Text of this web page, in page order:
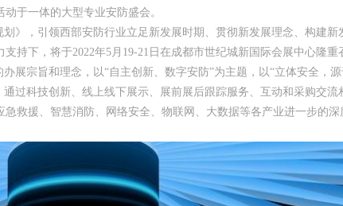
于一体的大型专业安防盛会。
》，引领西部安防行业立足新发展时期、贯彻新发展理念、构建新
持下，将于2022年5月19-21日在成都市世纪城新国际会展中心隆重
展宗旨和理念，以“自主创新、数字安防”为主题，以“立体安全，源
过科技创新、线上线下展示、展前展后跟踪服务、互动和采购交流
救援、智慧消防、网络安全、物联网、大数据等各产业进一步的深